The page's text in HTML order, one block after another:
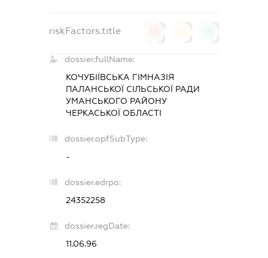
riskFactors.title
dossier.fullName:
КОЧУБІЇВСЬКА ГІМНАЗІЯ
ПАЛАНСЬКОЇ СІЛЬСЬКОЇ РАДИ
УМАНСЬКОГО РАЙОНУ
ЧЕРКАСЬКОЇ ОБЛАСТІ
dossier.opfSubType:
-
dossier.edrpo:
24352258
dossier.regDate:
11.06.96